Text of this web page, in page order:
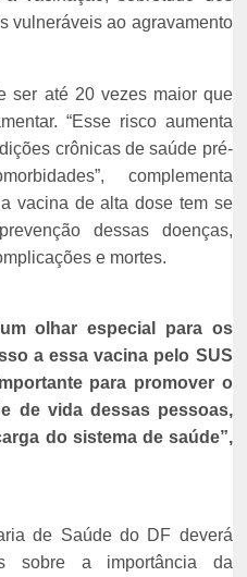
vulneráveis ao agravamento
ser até 20 vezes maior que
“Esse risco aumenta
crônicas de saúde pré-
complementa
vacina de alta dose tem se
dessas doenças,
e mortes.
olhar especial para os
a essa vacina pelo SUS
para promover o
de vida dessas pessoas,
do sistema de saúde”,
de Saúde do DF deverá
sobre a importância da